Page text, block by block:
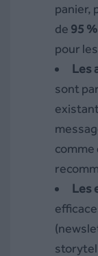
panier,
de 95 %
pour
Les
sont
comme
Les